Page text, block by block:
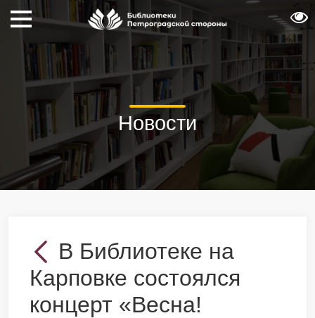
Новости
В Библиотеке на
Карповке состоялся
концерт «Весна!